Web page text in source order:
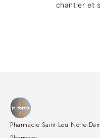
chantier et
Pharmacie Saint-Leu Notre-